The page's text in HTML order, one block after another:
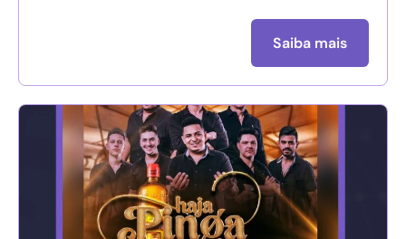
Saiba mais